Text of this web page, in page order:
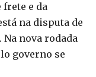
e da
na disputa de
nova rodada
governo se